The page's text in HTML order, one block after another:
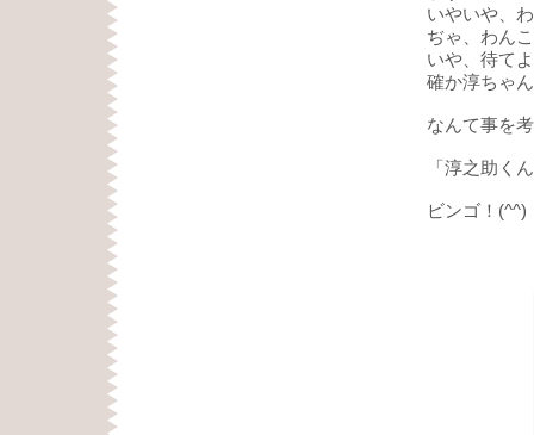
いやいや、
ぢゃ、わん
いや、待て
確か淳ちゃ
なんて事を
「淳之助く
ビンゴ！(^^)